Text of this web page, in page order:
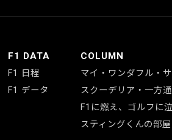
F1 DATA
F1 日程
F1 データ
COLUMN
マイ・ワンダフル・
スクーデリア・一方
F1に燃え、ゴルフに
スティングくんの部屋